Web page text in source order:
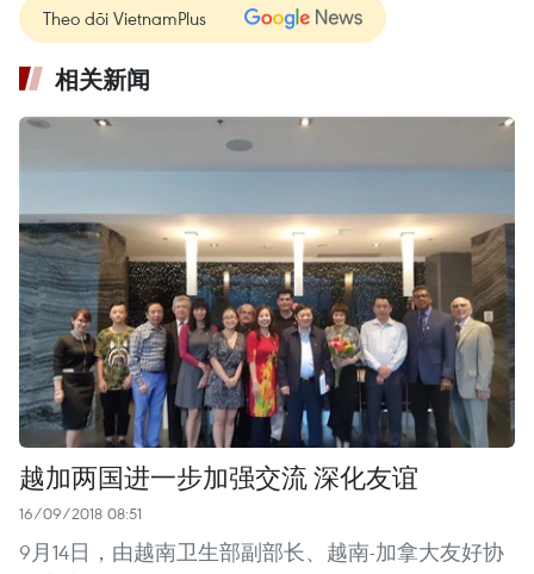
Theo dõi VietnamPlus
相关新闻
越加两国进一步加强交流 深化友谊
16/09/2018 08:51
9月14日，由越南卫生部副部长、越南-加拿大友好协